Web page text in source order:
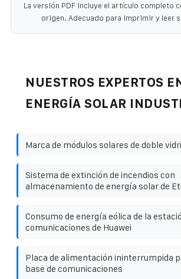
La versión PDF incluye el artículo completo
origen. Adecuado para imprimir y leer
NUESTROS EXPERTOS
ENERGÍA SOLAR
Marca de módulos solares de doble
Sistema de extinción de incendios con
almacenamiento de energía solar de
Consumo de energía eólica de la
comunicaciones de Huawei
Placa de alimentación ininterrumpida
base de comunicaciones